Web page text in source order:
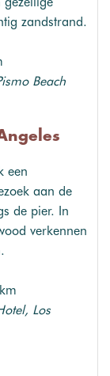
zandstrand.
Beach
een
aan de
de pier. In
verkennen
Los